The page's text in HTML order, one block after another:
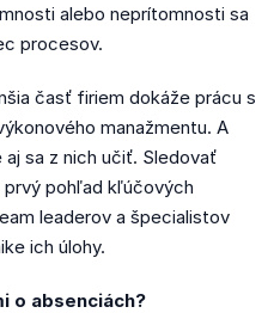
alebo neprítomnosti sa
procesov.
časť firiem dokáže prácu s
manažmentu. A
sa z nich učiť. Sledovať
pohľad kľúčových
leaderov a špecialistov
ich úlohy.
o absenciách?